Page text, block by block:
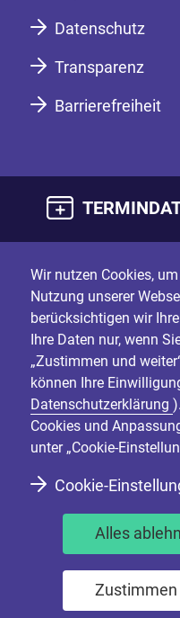
Datenschutz
Transparenz
Barrierefreiheit
Wir nutzen Cookies,
Nutzung unserer
berücksichtigen wir
Ihre Daten nur, wenn
„Zustimmen und
können Ihre
Datenschutzerklärung
Cookies und
unter „Cookie-
Cookie-
Alles